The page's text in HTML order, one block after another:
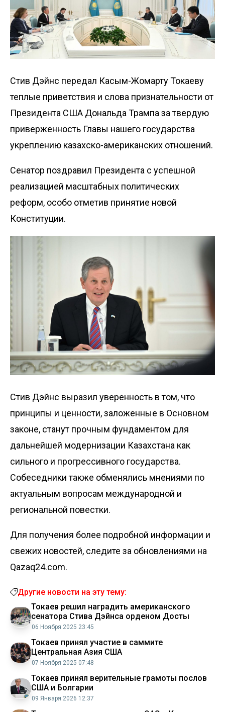
Стив Дэйнс передал Касым-Жомарту Токаеву
теплые приветствия и слова признательности от
Президента США Дональда Трампа за твердую
приверженность Главы нашего государства
укреплению казахско-американских отношений.
Сенатор поздравил Президента с успешной
реализацией масштабных политических
реформ, особо отметив принятие новой
Конституции.
Стив Дэйнс выразил уверенность в том, что
принципы и ценности, заложенные в Основном
законе, станут прочным фундаментом для
дальнейшей модернизации Казахстана как
сильного и прогрессивного государства.
Собеседники также обменялись мнениями по
актуальным вопросам международной и
региональной повестки.
Для получения более подробной информации и
свежих новостей, следите за обновлениями на
Qazaq24.com.
Другие новости на эту тему:
Токаев решил наградить американского
сенатора Стива Дэйнса орденом Достық
06 Ноября 2025 23:45
Токаев принял участие в саммите
Центральная Азия США
07 Ноября 2025 07:48
Токаев принял верительные грамоты послов
США и Болгарии
09 Января 2026 12:37